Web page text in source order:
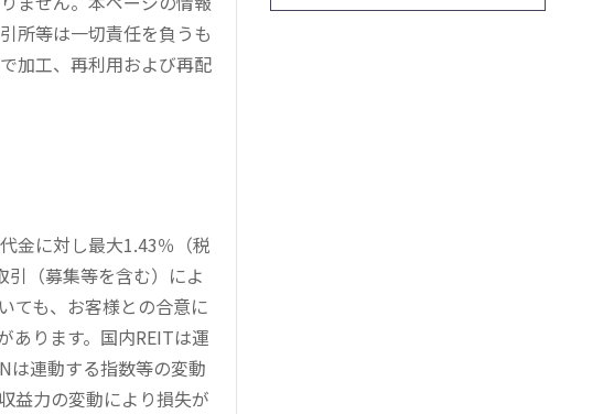
所等は一切責任を負うも
加工、再利用および再配
金に対し最大1.43％（税
（募集等を含む）によ
ても、お客様との合意に
あります。国内REITは運
は連動する指数等の変動
益力の変動により損失が